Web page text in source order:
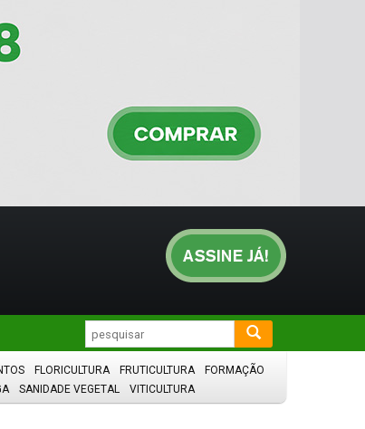
FLORICULTURA FRUTICULTURA
FORMAÇÃO
SANIDADE VEGETAL VITICULTURA